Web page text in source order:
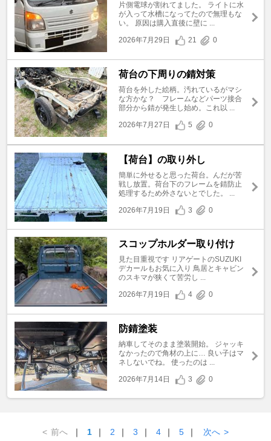
片側電球が割れてました。 ライトに水
が入って水槽になってたので無理もな
い。 原因は購入直後に壁に ...
2026年7月29日
21 0
荷台の下周りの錆対策
荷台を外した絵柄。汚れているがマシ
な方かな？ フレームなどパーツ接合
部分から錆が発生し始め。これ以 ...
2026年7月27日
5 0
【荷台】の取り外し
簡単に外せると思った荷台。んだが苦
戦し放置。荷台下のフレームを錆防止
処理するため外さないとでした。 ...
2026年7月19日
3 0
スコップホルダー取り付け
見た目重視です リアゲートのSUZUKI
デカールもお気に入り 鳥居とキャビン
のスキマが狭くて苦労し ...
2026年7月19日
4 0
防錆塗装
納車してそのまま塗装開始。 ジャッキ
なかったので角材の上に… 良い子はマ
ネしないでね。 使ったのは ...
2026年7月14日
3 0
< 前へ ｜ 1 ｜ 2 ｜ 3 ｜ 4 ｜ 5 ｜ 次へ >